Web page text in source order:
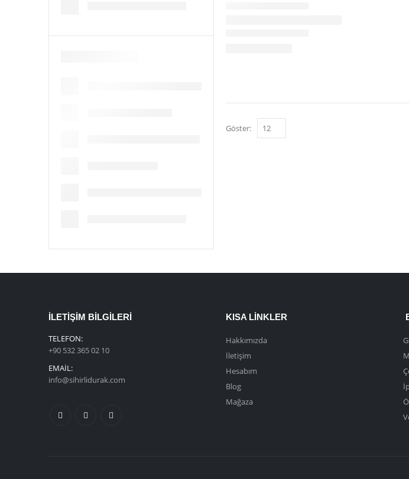
Göster:
İLETIŞIM BILGILERI
TELEFON:
+90 532 365 02 10
EMAIL:
info@sihirlidurak.com
KISA LINKLER
Hakkımızda
İletişim
Hesabım
Blog
Mağaza